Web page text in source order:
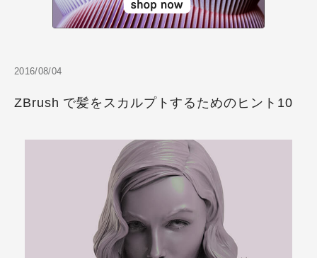
2016/08/04
ZBrush で髪をスカルプトするためのヒント10